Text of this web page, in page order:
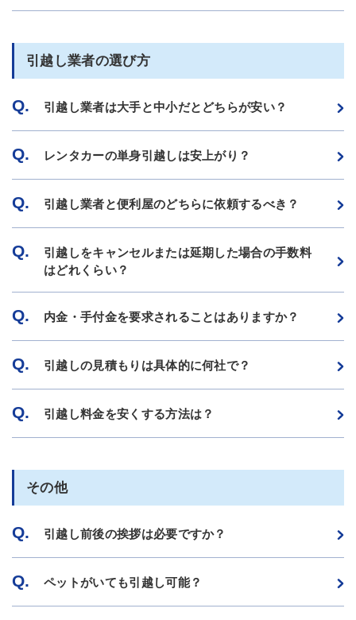
引越し業者の選び方
Q. 引越し業者は大手と中小だとどちらが安い？
Q. レンタカーの単身引越しは安上がり？
Q. 引越し業者と便利屋のどちらに依頼するべき？
Q.
引越しをキャンセルまたは延期した場合の手数料
はどれくらい？
Q. 内金・手付金を要求されることはありますか？
Q. 引越しの見積もりは具体的に何社で？
Q. 引越し料金を安くする方法は？
その他
Q. 引越し前後の挨拶は必要ですか？
Q. ペットがいても引越し可能？